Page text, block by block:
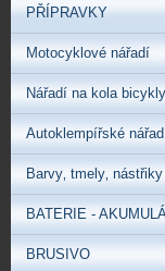
PŘÍPRAVKY
Motocyklové nářadí
Nářadí na kola bicykly
Autoklempířské
Barvy‚ tmely‚ nástřiky
BATERIE -
BRUSIVO